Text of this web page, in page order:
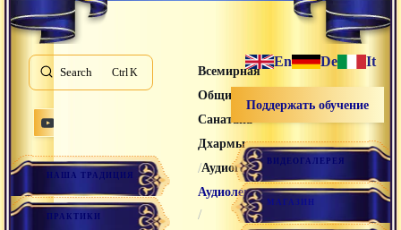
Search K
НАША ТРАДИЦИЯ
ПРАКТИКИ
Всемирная
Община
Санатана
Дхармы
/Аудиогалерея/
Аудиолекции
/
En De It
Поддержать обучение
ВИДЕОГАЛЕРЕЯ
МАГАЗИН